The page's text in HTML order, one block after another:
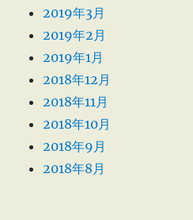
2019年3月
2019年2月
2019年1月
2018年12月
2018年11月
2018年10月
2018年9月
2018年8月